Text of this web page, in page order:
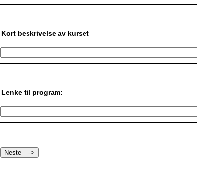
Kort beskrivelse av kurset
Lenke til program: